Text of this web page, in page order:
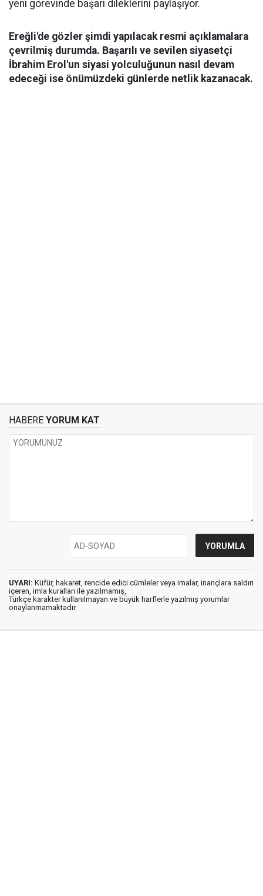
yeni görevinde başarı dileklerini paylaşıyor.
Ereğli'de gözler şimdi yapılacak resmi açıklamalara
çevrilmiş durumda. Başarılı ve sevilen siyasetçi
İbrahim Erol'un siyasi yolculuğunun nasıl devam
edeceği ise önümüzdeki günlerde netlik kazanacak.
HABERE YORUM KAT
UYARI: Küfür, hakaret, rencide edici cümleler veya imalar, inançlara saldırı
içeren, imla kuralları ile yazılmamış,
Türkçe karakter kullanılmayan ve büyük harflerle yazılmış yorumlar
onaylanmamaktadır.